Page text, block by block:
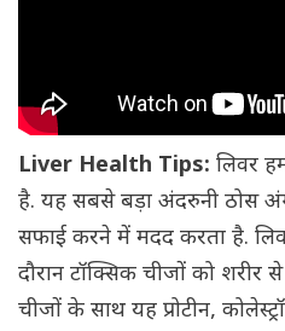
Liver Health Tips: लिवर
है. यह सबसे बड़ा अंदरुनी ठोस
सफाई करने में मदद करता है.
दौरान टॉक्सिक चीजों को शरीर
चीजों के साथ यह प्रोटीन,